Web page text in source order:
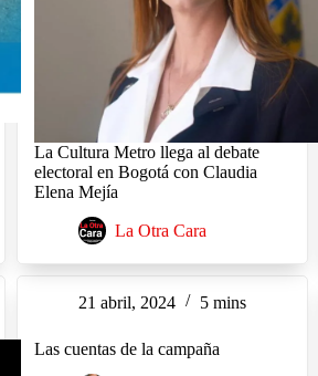
La Cultura Metro llega al debate
electoral en Bogotá con Claudia
Elena Mejía
La Otra Cara
21 abril, 2024 5 mins
Las cuentas de la campaña